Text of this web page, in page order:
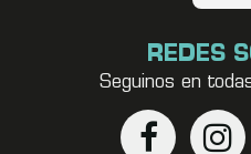
REDES
Seguinos en